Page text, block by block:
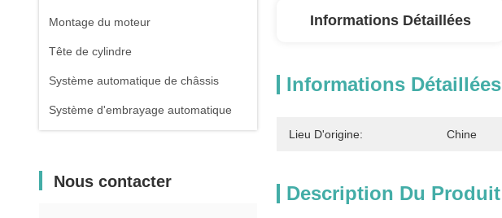
Montage du moteur
Tête de cylindre
Système automatique de châssis
Système d'embrayage automatique
Nous contacter
Informations Détaillées
Informations Détaillées
Lieu D'origine: Chine
Description Du Produit